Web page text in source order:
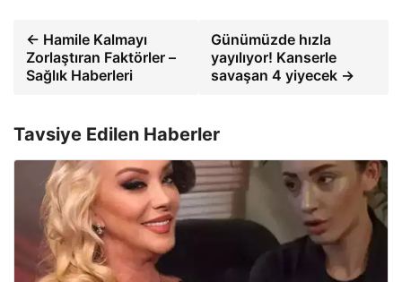
← Hamile Kalmayı
Zorlaştıran Faktörler –
Sağlık Haberleri
Günümüzde hızla
yayılıyor! Kanserle
savaşan 4 yiyecek →
Tavsiye Edilen Haberler